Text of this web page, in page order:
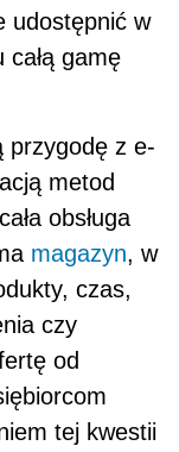
udostępnić w
gamę
przygodę z e-
metod
obsługa
magazyn, w
czas,
czy
od
tej kwestii